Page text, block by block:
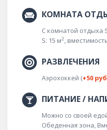
КОМНАТА
С комнатой отдыха
S: 15 м2,
РАЗВЛЕЧЕНИЯ
Аэрохоккей (+50
ПИТАНИЕ /
Можно со своей
Обеденная зона,